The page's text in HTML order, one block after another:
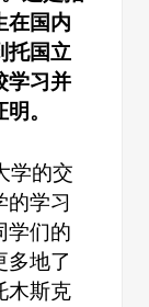
在国内
托国立
学习并
。
学的交
的学习
学们的
多地了
木斯克